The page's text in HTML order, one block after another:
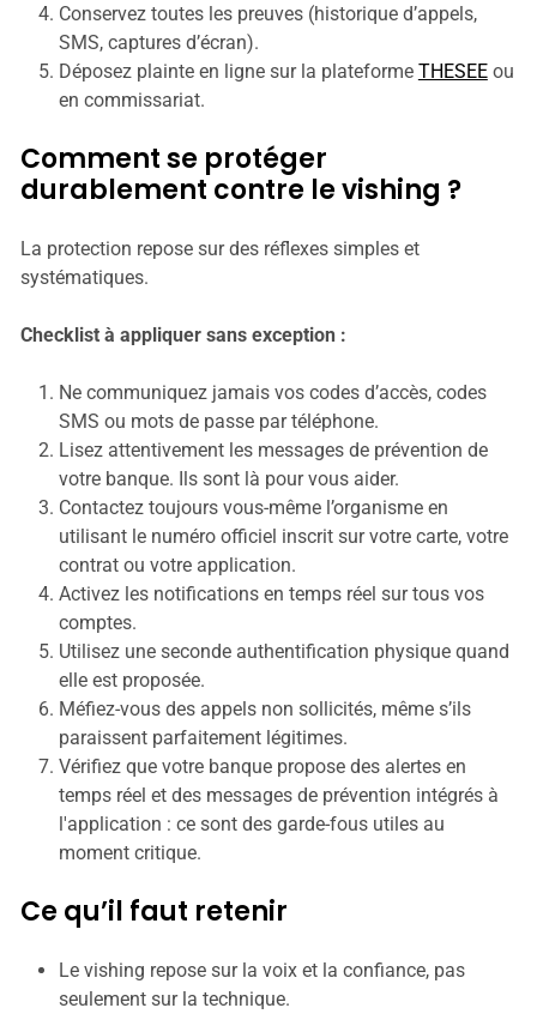
Conservez toutes les preuves (historique d’appels,
SMS, captures d’écran).
Déposez plainte en ligne sur la plateforme THESEEou
en commissariat.
Comment se protéger
durablement contre le vishing ?
La protection repose sur des réflexes simples et
systématiques.
Checklist à appliquer sans exception :
Ne communiquez jamais vos codes d’accès, codes
SMS ou mots de passe par téléphone.
Lisez attentivement les messages de prévention de
votre banque. Ils sont là pour vous aider.
Contactez toujours vous-même l’organisme en
utilisant le numéro officiel inscrit sur votre carte, votre
contrat ou votre application.
Activez les notifications en temps réel sur tous vos
comptes.
Utilisez une seconde authentification physique quand
elle est proposée.
Méfiez-vous des appels non sollicités, même s’ils
paraissent parfaitement légitimes.
Vérifiez que votre banque propose des alertes en
temps réel et des messages de prévention intégrés à
l'application : ce sont des garde-fous utiles au
moment critique.
Ce qu’il faut retenir
Le vishing repose sur la voix et la confiance, pas
seulement sur la technique.